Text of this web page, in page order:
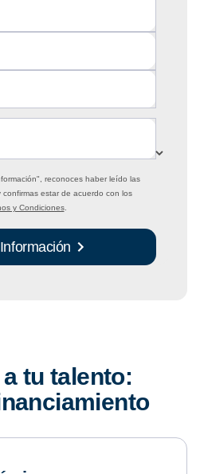
, reconoces haber leído las
confirmas estar de acuerdo con los
y Condiciones.
tu talento: